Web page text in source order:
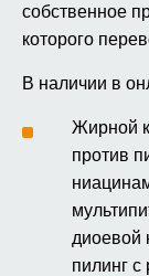
собственное
которого
В наличии в
Жирной
против
диоевой
пилинг